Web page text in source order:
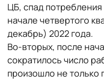
ЦБ, спад
начале четвертого
декабрь) 2022 года.
Во-вторых, после
сократилось число
произошло не только